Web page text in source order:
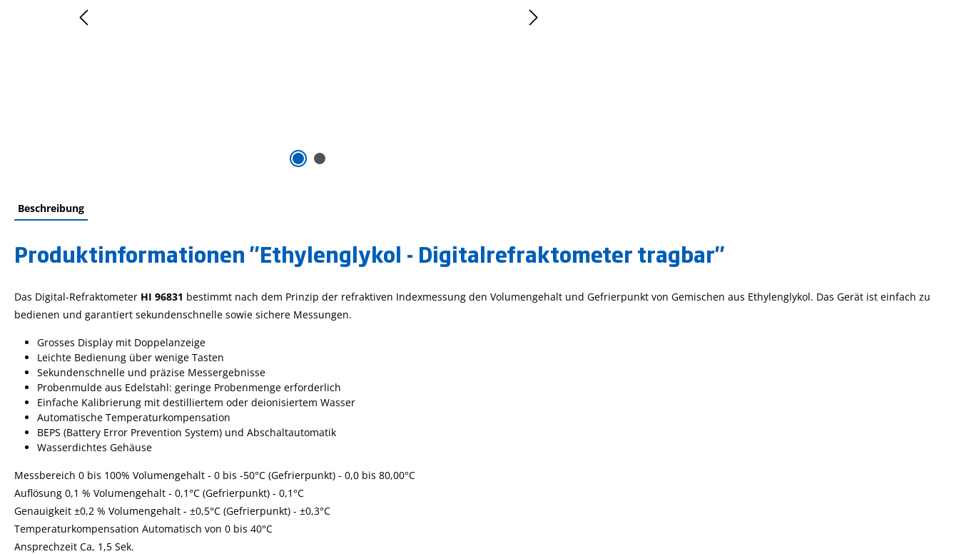
Beschreibung
Produktinformationen "Ethylenglykol - Digitalrefraktometer tragbar"
Das Digital-Refraktometer HI 96831 bestimmt nach dem Prinzip der refraktiven Indexmessung den Volumengehalt und Gefrierpunkt von Gemischen aus Ethylenglykol. Das Gerät ist einfach zu
bedienen und garantiert sekundenschnelle sowie sichere Messungen.
Grosses Display mit Doppelanzeige
Leichte Bedienung über wenige Tasten
Sekundenschnelle und präzise Messergebnisse
Probenmulde aus Edelstahl: geringe Probenmenge erforderlich
Einfache Kalibrierung mit destilliertem oder deionisiertem Wasser
Automatische Temperaturkompensation
BEPS (Battery Error Prevention System) und Abschaltautomatik
Wasserdichtes Gehäuse
Messbereich 0 bis 100% Volumengehalt - 0 bis -50°C (Gefrierpunkt) - 0,0 bis 80,00°C
Auflösung 0,1 % Volumengehalt - 0,1°C (Gefrierpunkt) - 0,1°C
Genauigkeit ±0,2 % Volumengehalt - ±0,5°C (Gefrierpunkt) - ±0,3°C
Temperaturkompensation Automatisch von 0 bis 40°C
Ansprechzeit Ca, 1,5 Sek.